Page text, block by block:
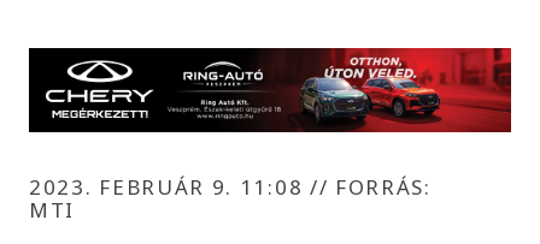
2023. FEBRUÁR 9. 11:08 // FORRÁS:
MTI